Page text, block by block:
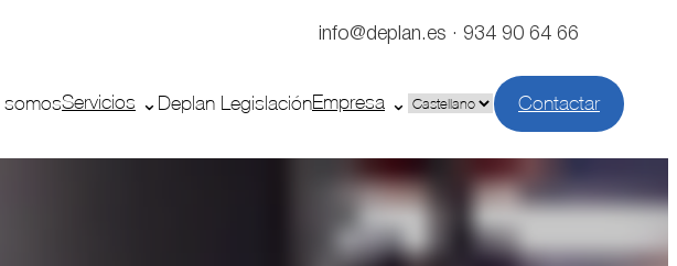
info@deplan.es · 934 90 64 66
somosServicios Deplan LegislaciónEmpresa
Elegir
idioma
Contactar